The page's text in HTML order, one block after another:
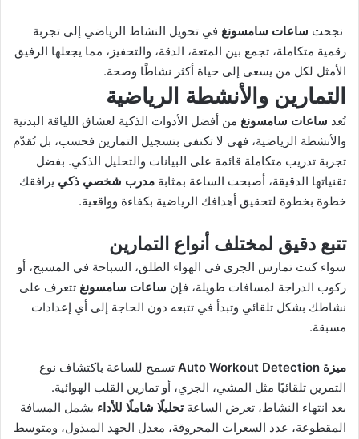
نجحت ساعات سامسونغ في تحويل النشاط الرياضي إلى تجربة
رقمية متكاملة، تجمع بين المتعة، الدقة، والتحفيز، مما يجعلها الرفيق
الأمثل لكل من يسعى إلى حياة أكثر نشاطًا وصحة.
التمارين والأنشطة الرياضية
تُعد ساعات سامسونغ من أفضل الأدوات الذكية لعشاق اللياقة البدنية
والأنشطة الرياضية، فهي لا تكتفي بتسجيل التمارين فحسب، بل تُقدّم
تجربة تدريب متكاملة قائمة على البيانات والتحليل الذكي. بفضل
تقنياتها الدقيقة، أصبحت الساعة بمثابة مدرب شخصي ذكي يرافقك
خطوة بخطوة لتحقيق أهدافك الرياضية بكفاءة وواقعية.
تتبع دقيق لمختلف أنواع التمارين
سواء كنت تمارس الجري في الهواء الطلق، السباحة في المسبح، أو
ركوب الدراجة لمسافات طويلة، فإن ساعات سامسونغ تتعرف على
نشاطك بشكل تلقائي وتبدأ في تتبعه دون الحاجة إلى أي إعدادات
مسبقة.
ميزة Auto Workout Detection
تسمح للساعة باكتشاف نوع
التمرين تلقائيًا مثل المشي، الجري، أو تمارين القلب الهوائية.
بعد انتهاء النشاط، تعرض الساعةتحليلًا شاملًا للأداء يشمل المسافة
المقطوعة، عدد السعرات المحروقة، معدل الجهد المبذول، ومتوسط